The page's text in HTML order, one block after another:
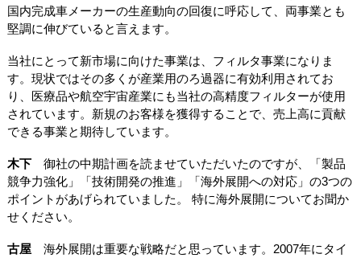
国内完成車メーカーの生産動向の回復に呼応して、両事業とも
堅調に伸びていると言えます。
当社にとって新市場に向けた事業は、フィルタ事業になりま
す。現状ではその多くが産業用のろ過器に有効利用されてお
り、医療品や航空宇宙産業にも当社の高精度フィルターが使用
されています。新規のお客様を獲得することで、売上高に貢献
できる事業と期待しています。
木下御社の中期計画を読ませていただいたのですが、「製品
競争力強化」「技術開発の推進」「海外展開への対応」の3つの
ポイントがあげられていました。 特に海外展開についてお聞か
せください。
古屋海外展開は重要な戦略だと思っています。2007年にタイ